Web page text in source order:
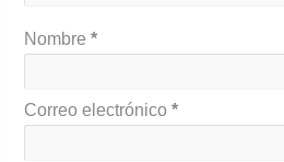
Nombre*
Correo electrónico*